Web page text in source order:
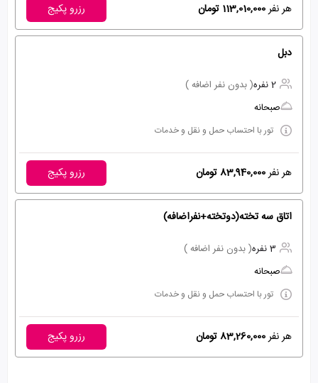
هر نفر113,010,000 تومان رزرو پکیج
دبل
2 نفره
( بدون نفر اضافه )
صبحانه
تور با احتساب حمل و نقل و خدمات
هر نفر83,940,000 تومان رزرو پکیج
اتاق سه تخته(دوتخته+نفراضافه)
3 نفره
( بدون نفر اضافه )
صبحانه
تور با احتساب حمل و نقل و خدمات
هر نفر83,260,000 تومان رزرو پکیج